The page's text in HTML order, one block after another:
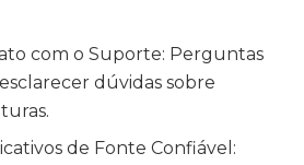
com o Suporte: Perguntas
dúvidas sobre
de Fonte Confiável: